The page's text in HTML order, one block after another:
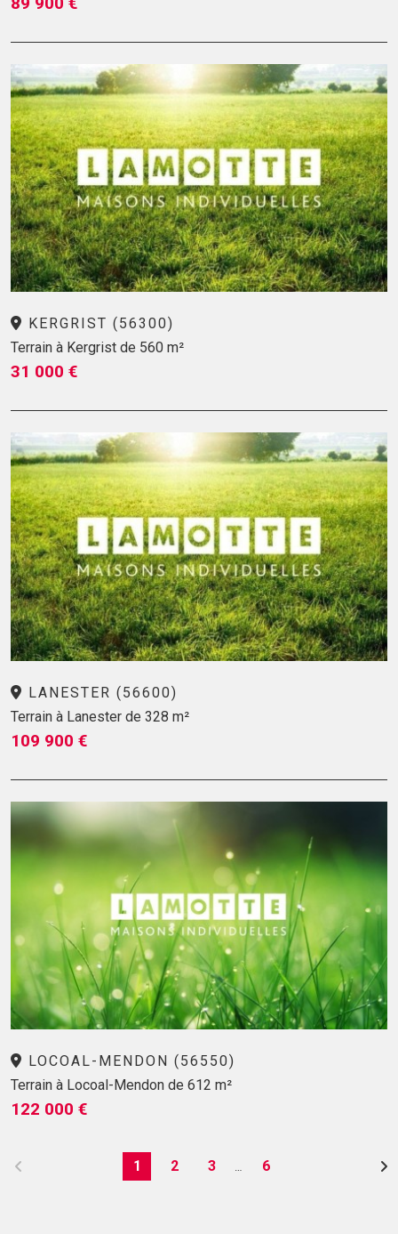
KERGRIST (56300)
Terrain à Kergrist de 560 m²
31 000 €
LANESTER (56600)
Terrain à Lanester de 328 m²
109 900 €
LOCOAL-MENDON (56550)
Terrain à Locoal-Mendon de 612 m²
122 000 €
1 2 3 6